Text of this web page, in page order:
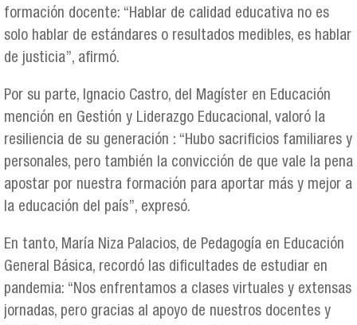
formación docente: “Hablar de calidad educativa no es
solo hablar de estándares o resultados medibles, es hablar
de justicia”, afirmó.
Por su parte, Ignacio Castro, del Magíster en Educación
mención en Gestión y Liderazgo Educacional, valoró la
resiliencia de su generación : “Hubo sacrificios familiares y
personales, pero también la convicción de que vale la pena
apostar por nuestra formación para aportar más y mejor a
la educación del país”, expresó.
En tanto, María Niza Palacios, de Pedagogía en Educación
General Básica, recordó las dificultades de estudiar en
pandemia: “Nos enfrentamos a clases virtuales y extensas
jornadas, pero gracias al apoyo de nuestros docentes y